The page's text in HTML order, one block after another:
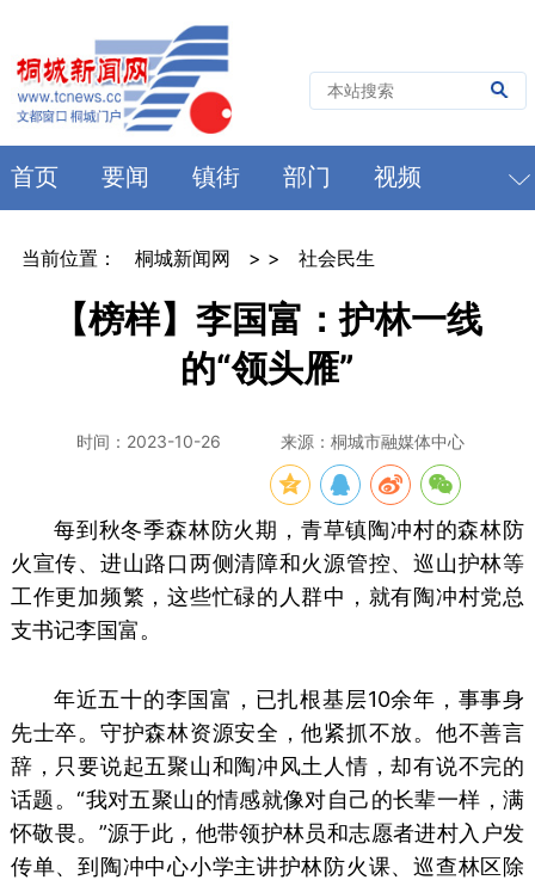
首页 要闻 镇街 部门 视频
当前位置： 桐城新闻网 > > 社会民生
【榜样】李国富：护林一线
的“领头雁”
时间：2023-10-26 来源：桐城市融媒体中心
每到秋冬季森林防火期，青草镇陶冲村的森林防
火宣传、进山路口两侧清障和火源管控、巡山护林等
工作更加频繁，这些忙碌的人群中，就有陶冲村党总
支书记李国富。
年近五十的李国富，已扎根基层10余年，事事身
先士卒。守护森林资源安全，他紧抓不放。他不善言
辞，只要说起五聚山和陶冲风土人情，却有说不完的
话题。“我对五聚山的情感就像对自己的长辈一样，满
怀敬畏。”源于此，他带领护林员和志愿者进村入户发
传单、到陶冲中心小学主讲护林防火课、巡查林区除